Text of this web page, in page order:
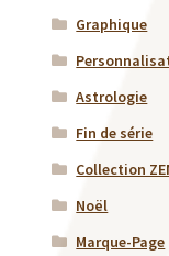
Graphique
Astrologie
Fin de série
Collection
Noël
Marque-Page